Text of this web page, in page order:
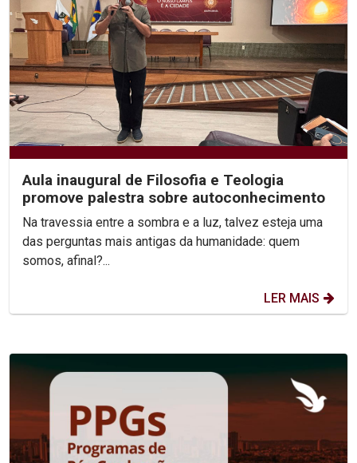
Aula inaugural de Filosofia e Teologia
promove palestra sobre autoconhecimento
Na travessia entre a sombra e a luz, talvez esteja uma
das perguntas mais antigas da humanidade: quem
somos, afinal?...
LER MAIS